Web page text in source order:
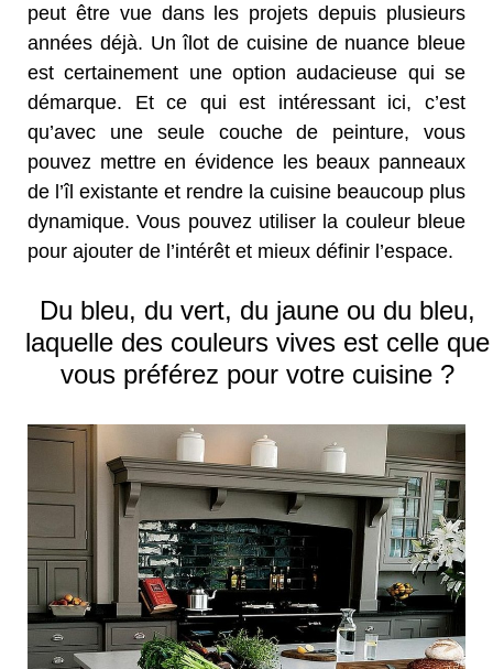
peut être vue dans les projets depuis plusieurs
années déjà. Un îlot de cuisine de nuance bleue
est certainement une option audacieuse qui se
démarque. Et ce qui est intéressant ici, c’est
qu’avec une seule couche de peinture, vous
pouvez mettre en évidence les beaux panneaux
de l’îl existante et rendre la cuisine beaucoup plus
dynamique. Vous pouvez utiliser la couleur bleue
pour ajouter de l’intérêt et mieux définir l’espace.
Du bleu, du vert, du jaune ou du bleu,
laquelle des couleurs vives est celle que
vous préférez pour votre cuisine ?